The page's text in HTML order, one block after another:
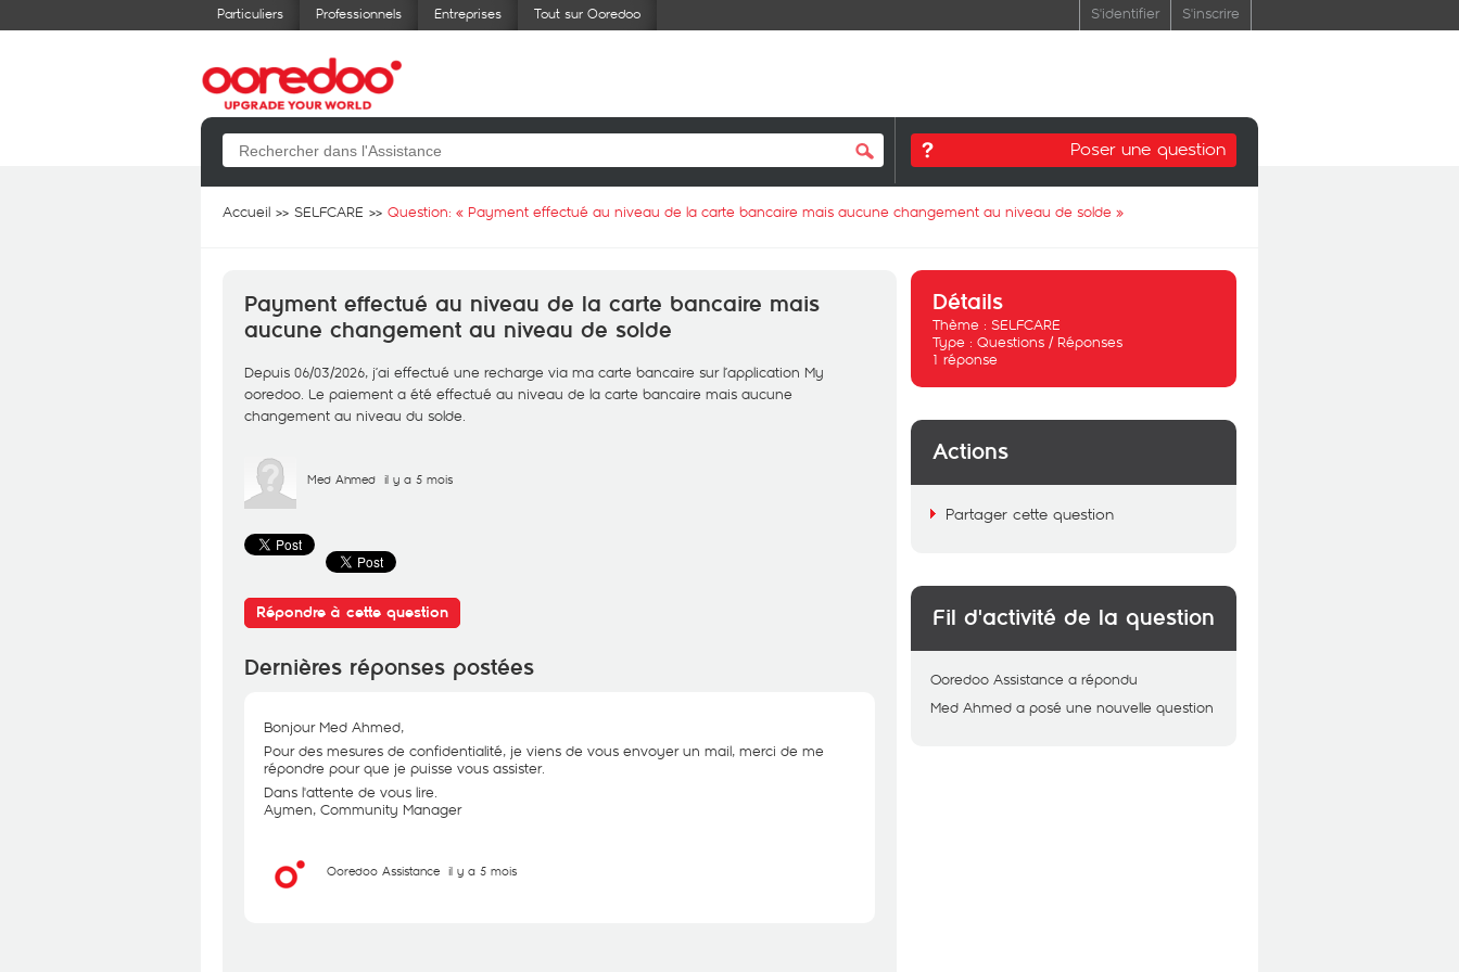
Particuliers Professionnels Entreprises Tout sur Ooredoo S'identifier S'inscrire
Poser une question
Accueil SELFCARE Question: « Payment effectué au niveau de la carte bancaire mais aucune changement au niveau de solde »
Payment effectué au niveau de la carte bancaire mais
aucune changement au niveau de solde
Depuis 06/03/2026, j’ai effectué une recharge via ma carte bancaire sur l’application My
ooredoo. Le paiement a été effectué au niveau de la carte bancaire mais aucune
changement au niveau du solde.
Med Ahmed il y a 5 mois
Répondre à cette question
Dernières réponses postées
Bonjour Med Ahmed,
Pour des mesures de confidentialité, je viens de vous envoyer un mail, merci de me
répondre pour que je puisse vous assister.
Dans l'attente de vous lire.
Aymen, Community Manager
Ooredoo Assistance il y a 5 mois
Détails
Thème : SELFCARE
Type : Questions / Réponses
1 réponse
Actions
Partager cette question
Fil d'activité de la question
Ooredoo Assistance a répondu
Med Ahmed a posé une nouvelle question